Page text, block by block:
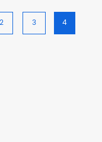
الأولية السريعة،
2 3 4